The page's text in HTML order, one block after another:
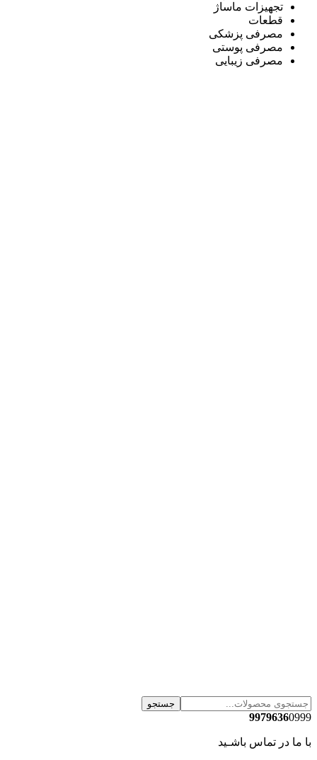
تجهیزات ماساژ
قطعات
مصرفی پزشکی
مصرفی پوستی
مصرفی زیبایی
جستجو
99796360999
با ما در تماس باشـید